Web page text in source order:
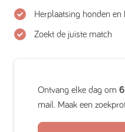
Herplaatsing honden
Zoekt de juiste match
Ontvang elke dag om
mail. Maak een